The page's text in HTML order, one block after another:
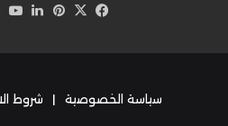
فيسبوك
‫X
سياسة الخصوصية | شروط